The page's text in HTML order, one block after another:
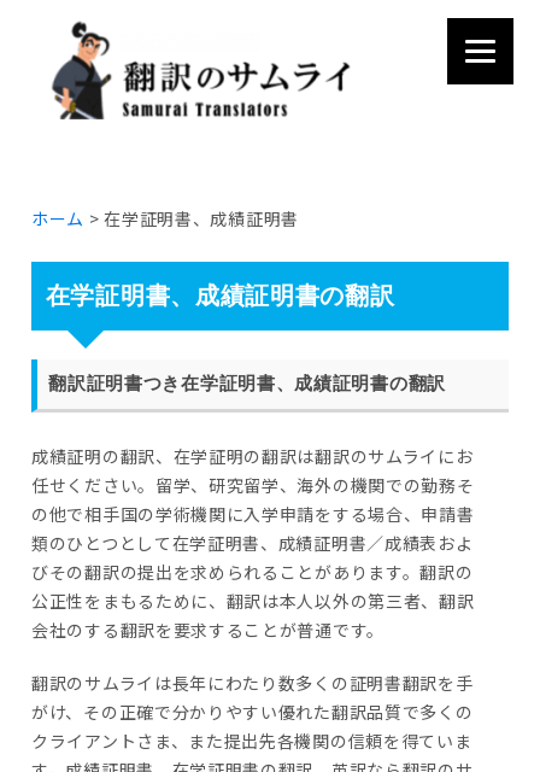
ホーム > 在学証明書、成績証明書
在学証明書、成績証明書の翻訳
翻訳証明書つき在学証明書、成績証明書の翻訳
成績証明の翻訳、在学証明の翻訳は翻訳のサムライにお
任せください。留学、研究留学、海外の機関での勤務そ
の他で相手国の学術機関に入学申請をする場合、申請書
類のひとつとして在学証明書、成績証明書／成績表およ
びその翻訳の提出を求められることがあります。翻訳の
公正性をまもるために、翻訳は本人以外の第三者、翻訳
会社のする翻訳を要求することが普通です。
翻訳のサムライは長年にわたり数多くの証明書翻訳を手
がけ、その正確で分かりやすい優れた翻訳品質で多くの
クライアントさま、また提出先各機関の信頼を得ていま